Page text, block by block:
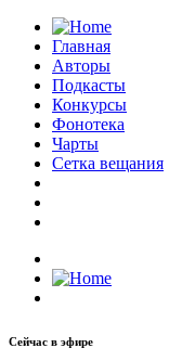
Главная
Авторы
Подкасты
Конкурсы
Фонотека
Чарты
Сетка вещания
Сейчас в эфире